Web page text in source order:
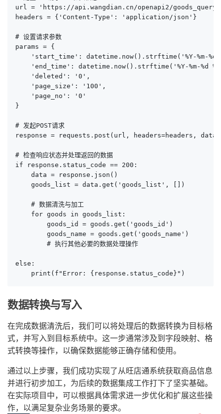
url = 'https://api.wangdian.cn/openapi2/
headers = {'Content-Type': 'application/json'}
# 设置请求参数
params = {
'start_time': datetime.now().strftime('%Y-%m-%d
'end_time': datetime.now().strftime('%Y-%m-%d
    'deleted': '0',
    'page_size': '100',
    'page_no': '0'
}
# 发起POST请求
response = requests.post(url, headers=headers,
# 检查响应状态并处理返回的数据
if response.status_code == 200:
    data = response.json()
    goods_list = data.get('goods_list', [])
    # 数据清洗与加工
    for goods in goods_list:
        goods_id = goods.get('goods_id')
        goods_name = goods.get('goods_name')
        # 执行其他必要的数据处理操作
else:
数据转换与写入
在完成数据清洗后，我们可以将处理后的数据转换为目标格
式，并写入到目标系统中。这一步通常涉及到字段映射、格
式转换等操作，以确保数据能够正确存储和使用。
通过以上步骤，我们成功实现了从旺店通系统获取商品信息
并进行初步加工，为后续的数据集成工作打下了坚实基础。
在实际项目中，可以根据具体需求进一步优化和扩展这些操
作，以满足复杂业务场景的要求。